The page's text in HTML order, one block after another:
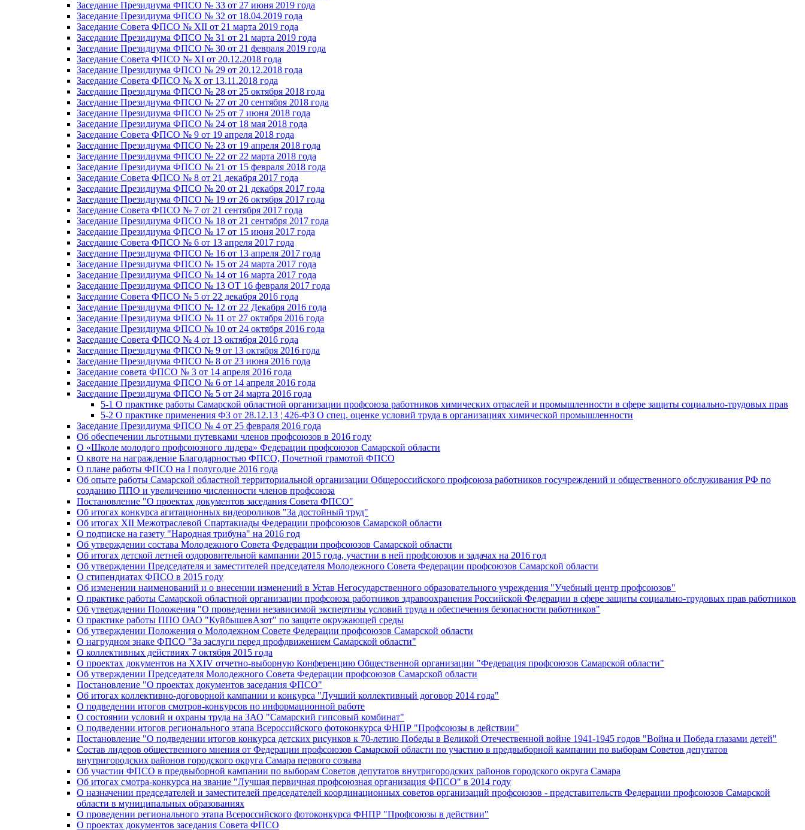
Заседание Президиума ФПСО № 33 от 27 июня 2019 года
Заседание Президиума ФПСО № 32 от 18.04.2019 года
Заседание Совета ФПСО № XII от 21 марта 2019 года
Заседание Президиума ФПСО № 31 от 21 марта 2019 года
Заседание Президиума ФПСО № 30 от 21 февраля 2019 года
Заседание Совета ФПСО № XI от 20.12.2018 года
Заседание Президиума ФПСО № 29 от 20.12.2018 года
Заседание Совета ФПСО № X от 13.11.2018 года
Заседание Президиума ФПСО № 28 от 25 октября 2018 года
Заседание Президиума ФПСО № 27 от 20 сентября 2018 года
Заседание Президиума ФПСО № 25 от 7 июня 2018 года
Заседание Президиума ФПСО № 24 от 18 мая 2018 года
Заседание Совета ФПСО № 9 от 19 апреля 2018 года
Заседание Президиума ФПСО № 23 от 19 апреля 2018 года
Заседание Президиума ФПСО № 22 от 22 марта 2018 года
Заседание Президиума ФПСО № 21 от 15 февраля 2018 года
Заседание Совета ФПСО № 8 от 21 декабря 2017 года
Заседание Президиума ФПСО № 20 от 21 декабря 2017 года
Заседание Президиума ФПСО № 19 от 26 октября 2017 года
Заседание Совета ФПСО № 7 от 21 сентября 2017 года
Заседание Президиума ФПСО № 18 от 21 сентября 2017 года
Заседание Президиума ФПСО № 17 от 15 июня 2017 года
Заседание Совета ФПСО № 6 от 13 апреля 2017 года
Заседание Президиума ФПСО № 16 от 13 апреля 2017 года
Заседание Президиума ФПСО № 15 от 24 марта 2017 года
Заседание Президиума ФПСО № 14 от 16 марта 2017 года
Заседание Президиума ФПСО № 13 ОТ 16 февраля 2017 года
Заседание Совета ФПСО № 5 от 22 декабря 2016 года
Заседание Президиума ФПСО № 12 от 22 Декабря 2016 года
Заседание Президиума ФПСО № 11 от 27 октября 2016 года
Заседание Президиума ФПСО № 10 от 24 октября 2016 года
Заседание Совета ФПСО № 4 от 13 октября 2016 года
Заседание Президиума ФПСО № 9 от 13 октября 2016 года
Заседание Президиума ФПСО № 8 от 23 июня 2016 года
Заседание совета ФПСО № 3 от 14 апреля 2016 года
Заседание Президиума ФПСО № 6 от 14 апреля 2016 года
Заседание Президиума ФПСО № 5 от 24 марта 2016 года
5-1 О практике работы Самарской областной организации профсоюза работников химических отраслей и промышленности в сфере защиты социально-трудовых прав
5-2 О практике применения ФЗ от 28.12.13 ¦ 426-ФЗ О спец. оценке условий труда в организациях химической промышленности
Заседание Президиума ФПСО № 4 от 25 февраля 2016 года
Об обеспечении льготными путевками членов профсоюзов в 2016 году
О «Школе молодого профсоюзного лидера» Федерации профсоюзов Самарской области
О квоте на награждение Благодарностью ФПСО, Почетной грамотой ФПСО
О плане работы ФПСО на I полугодие 2016 года
Об опыте работы Самарской областной территориальной организации Общероссийского профсоюза работников госучреждений и общественного обслуживания РФ по
созданию ППО и увеличению численности членов профсоюза
Постановление "О проектах документов заседания Совета ФПСО"
Об итогах конкурса агитационных видеороликов "За достойный труд"
Об итогах XII Межотраслевой Спартакиады Федерации профсоюзов Самарской области
О подписке на газету "Народная трибуна" на 2016 год
Об утверждении состава Молодежного Совета Федерации профсоюзов Самарской области
Об итогах детской летней оздоровительной кампании 2015 года, участии в ней профсоюзов и задачах на 2016 год
Об утверждении Председателя и заместителей председателя Молодежного Совета Федерации профсоюзов Самарской области
О стипендиатах ФПСО в 2015 году
Об изменении наименований и о внесении изменений в Устав Негосударственного образовательного учреждения "Учебный центр профсоюзов"
О практике работы Самарской областной организации профсоюза работников здравоохранения Российской Федерации в сфере защиты социально-трудовых прав работников
Об утверждении Положения "О проведении независимой экспертизы условий труда и обеспечения безопасности работников"
О практике работы ППО ОАО "КуйбышевАзот" по защите окружающей среды
Об утверждении Положения о Молодежном Совете Федерации профсоюзов Самарской области
О нагрудном знаке ФПСО "За заслуги перед профдвижением Самарской области"
О коллективных действиях 7 октября 2015 года
О проектах документов на XXIV отчетно-выборную Конференцию Общественной организации "Федерация профсоюзов Самарской области"
Об утверждении Председателя Молодежного Совета Федерации профсоюзов Самарской области
Постановление "О проектах документов заседания ФПСО"
Об итогах коллективно-договорной кампании и конкурса "Лучший коллективный договор 2014 года"
О подведении итогов смотров-конкурсов по информационной работе
О состоянии условий и охраны труда на ЗАО "Самарский гипсовый комбинат"
О подведении итогов регионального этапа Всероссийского фотоконкурса ФНПР "Профсоюзы в действии"
Постановление "О подведении итогов конкурса детских рисунков к 70-летию Победы в Великой Отечественной войне 1941-1945 годов "Война и Победа глазами детей"
Состав лидеров общественного мнения от Федерации профсоюзов Самарской области по участию в предвыборной кампании по выборам Советов депутатов
внутригородских районов городского округа Самара первого созыва
Об участии ФПСО в предвыборной кампании по выборам Советов депутатов внутригородских районов городского округа Самара
Об итогах смотра-конкурса на звание "Лучшая первичная профсоюзная организация ФПСО" в 2014 году
О назначении председателей и заместителей председателей координационных советов организаций профсоюзов - представительств Федерации профсоюзов Самарской
области в муниципальных образованиях
О проведении регионального этапа Всероссийского фотоконкурса ФНПР "Профсоюзы в действии"
О проектах документов заседания Совета ФПСО